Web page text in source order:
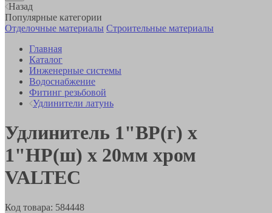
Назад
Популярные категории
Отделочные материалы Строительные материалы
Главная
Каталог
Инженерные системы
Водоснабжение
Фитинг резьбовой
Удлинители латунь
Удлинитель 1"ВР(г) х
1"НР(ш) х 20мм хром
VALTEC
Код товара: 584448